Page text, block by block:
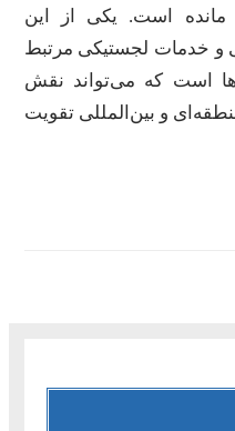
مانده است. یکی از این
و خدمات لجستیکی مرتبط
است که می‌تواند نقش
و بین‌المللی تقویت